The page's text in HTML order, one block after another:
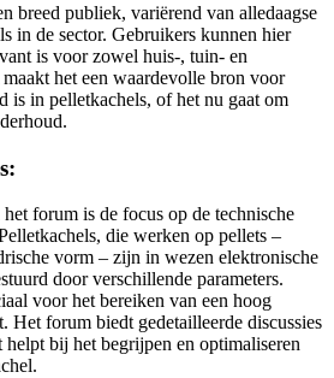
breed publiek, variërend van alledaagse
in de sector. Gebruikers kunnen hier
is voor zowel huis-, tuin- en
het een waardevolle bron voor
is in pelletkachels, of het nu gaat om
forum is de focus op de technische
die werken op pellets –
vorm – zijn in wezen elektronische
door verschillende parameters.
voor het bereiken van een hoog
Het forum biedt gedetailleerde discussies
helpt bij het begrijpen en optimaliseren